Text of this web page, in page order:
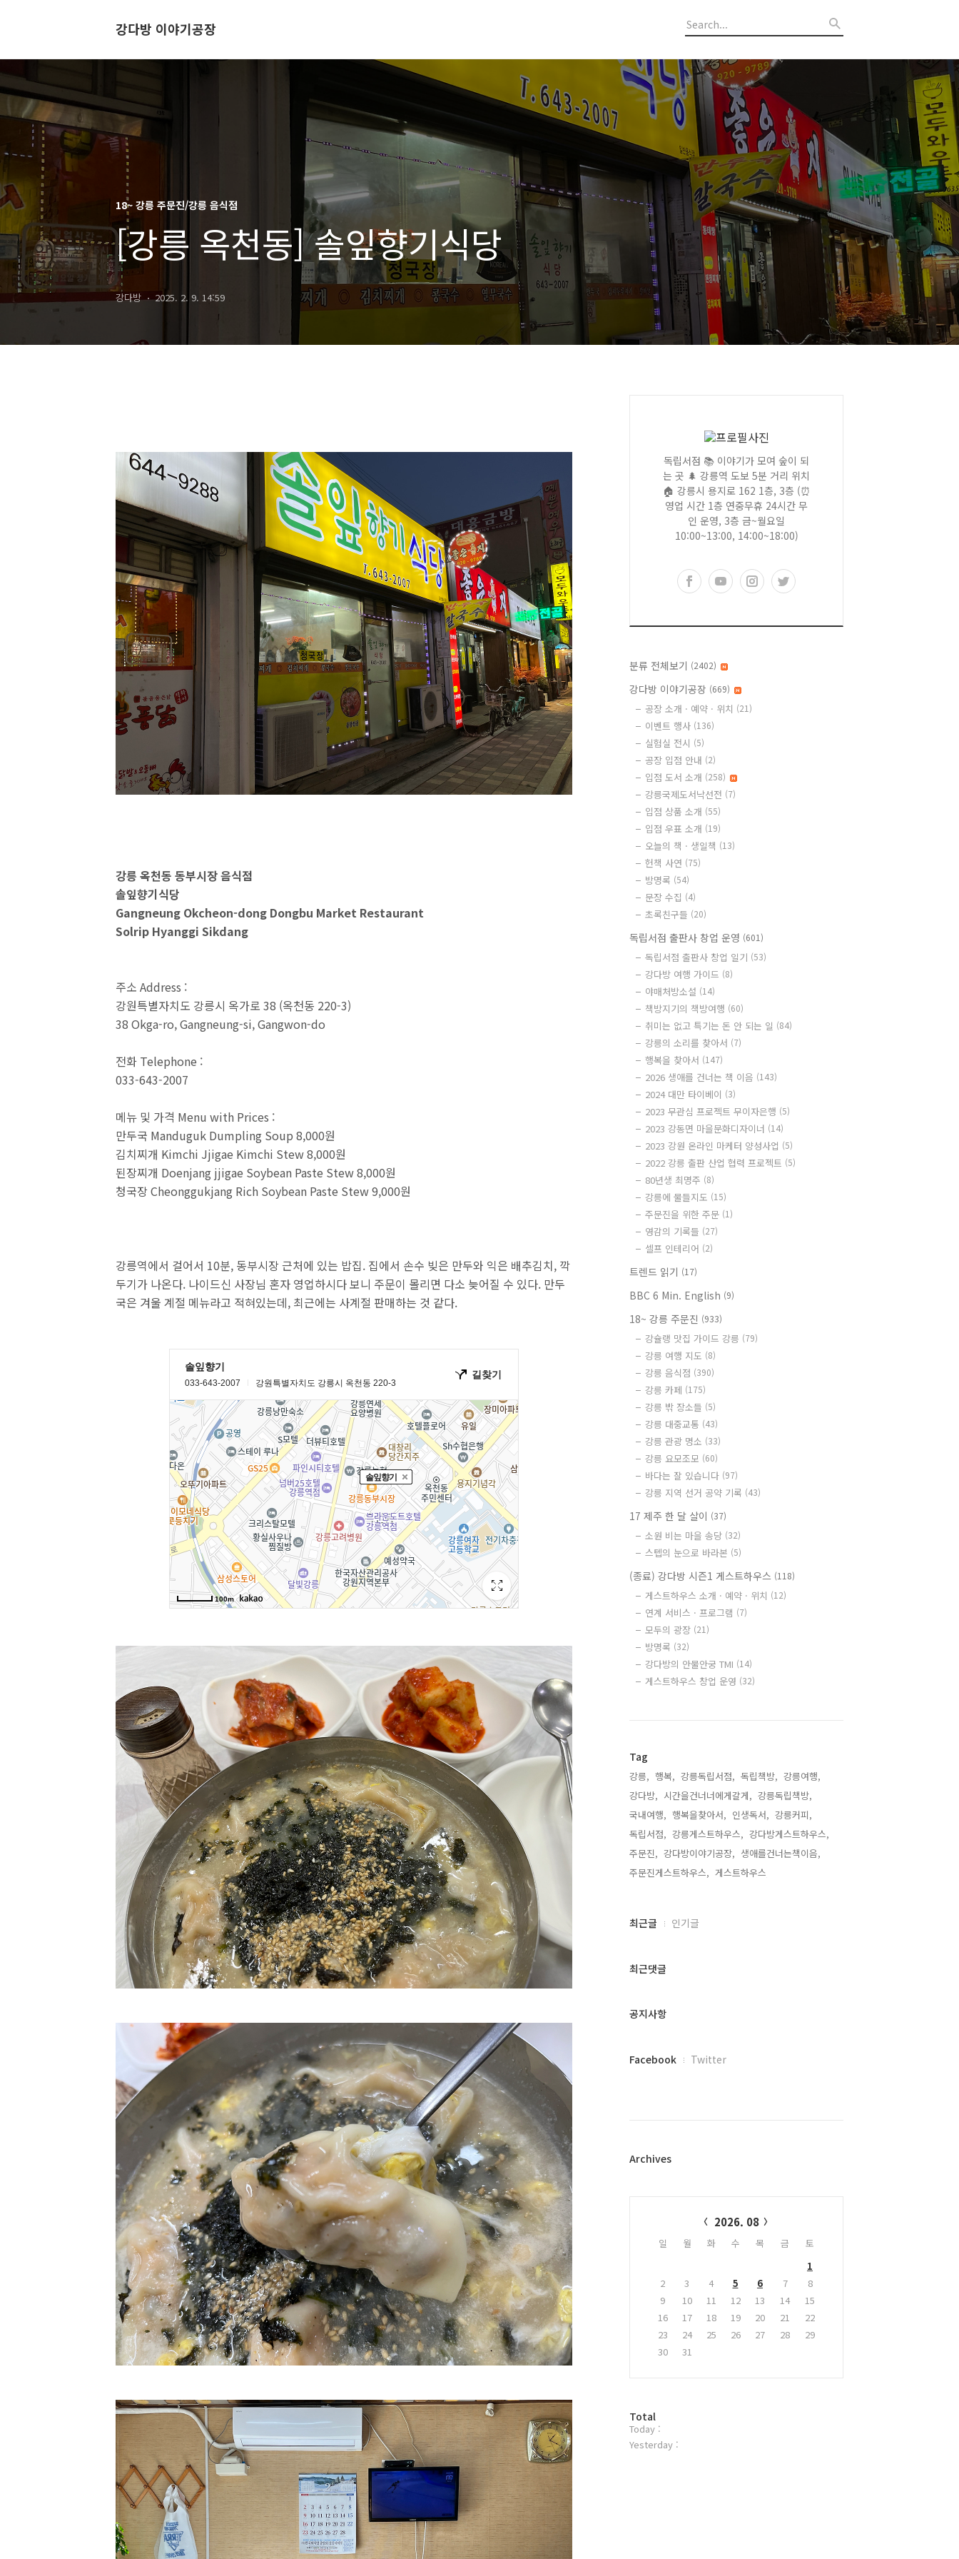
강다방 이야기공장
18~ 강릉 주문진/강릉 음식점
[강릉 옥천동] 솔잎향기식당
강다방 2025. 2. 9. 14:59
강릉 옥천동 동부시장 음식점
솔잎향기식당
Gangneung Okcheon-dong Dongbu Market Restaurant
Solrip Hyanggi Sikdang
주소 Address :
강원특별자치도 강릉시 옥가로 38 (옥천동 220-3)
38 Okga-ro, Gangneung-si, Gangwon-do
전화 Telephone :
033-643-2007
메뉴 및 가격 Menu with Prices :
만두국 Manduguk Dumpling Soup 8,000원
김치찌개 Kimchi Jjigae Kimchi Stew 8,000원
된장찌개 Doenjang jjigae Soybean Paste Stew 8,000원
청국장 Cheonggukjang Rich Soybean Paste Stew 9,000원
강릉역에서 걸어서 10분, 동부시장 근처에 있는 밥집. 집에서 손수 빚은 만두와 익은 배추김치, 깍
두기가 나온다. 나이드신 사장님 혼자 영업하시다 보니 주문이 몰리면 다소 늦어질 수 있다. 만두
국은 겨울 계절 메뉴라고 적혀있는데, 최근에는 사계절 판매하는 것 같다.
독립서점 📚 이야기가 모여 숲이 되
는 곳 🌲 강릉역 도보 5분 거리 위치
🏠 강릉시 용지로 162 1층, 3층 (⏰
영업 시간 1층 연중무휴 24시간 무
인 운영, 3층 금~월요일
10:00~13:00, 14:00~18:00)
분류 전체보기 (2402)
강다방 이야기공장 (669)
공장 소개 · 예약 · 위치 (21)
이벤트 행사 (136)
실험실 전시 (5)
공장 입점 안내 (2)
입점 도서 소개 (258)
강릉국제도서낙선전 (7)
입점 상품 소개 (55)
입점 우표 소개 (19)
오늘의 책 · 생일책 (13)
헌책 사연 (75)
방명록 (54)
문장 수집 (4)
초록친구들 (20)
독립서점 출판사 창업 운영 (601)
독립서점 출판사 창업 일기 (53)
강다방 여행 가이드 (8)
야매처방소설 (14)
책방지기의 책방여행 (60)
취미는 없고 특기는 돈 안 되는 일 (84)
강릉의 소리를 찾아서 (7)
행복을 찾아서 (147)
2026 생애를 건너는 책 이음 (143)
2024 대만 타이베이 (3)
2023 무관심 프로젝트 무이자은행 (5)
2023 강동면 마을문화디자이너 (14)
2023 강원 온라인 마케터 양성사업 (5)
2022 강릉 출판 산업 협력 프로젝트 (5)
80년생 최명주 (8)
강릉에 물들지도 (15)
주문진을 위한 주문 (1)
영감의 기록들 (27)
셀프 인테리어 (2)
트렌드 읽기 (17)
BBC 6 Min. English (9)
18~ 강릉 주문진 (933)
강슐랭 맛집 가이드 강릉 (79)
강릉 여행 지도 (8)
강릉 음식점 (390)
강릉 카페 (175)
강릉 밖 장소들 (5)
강릉 대중교통 (43)
강릉 관광 명소 (33)
강릉 요모조모 (60)
바다는 잘 있습니다 (97)
강릉 지역 선거 공약 기록 (43)
17 제주 한 달 살이 (37)
소원 비는 마을 송당 (32)
스텝의 눈으로 바라본 (5)
(종료) 강다방 시즌1 게스트하우스 (118)
게스트하우스 소개 · 예약 · 위치 (12)
연계 서비스 · 프로그램 (7)
모두의 광장 (21)
방명록 (32)
강다방의 안물안궁 TMI (14)
게스트하우스 창업 운영 (32)
Tag
강릉, 행복, 강릉독립서점, 독립책방, 강릉여행,
강다방, 시간을건너너에게갈게, 강릉독립책방,
국내여행, 행복을찾아서, 인생독서, 강릉커피,
독립서점, 강릉게스트하우스, 강다방게스트하우스,
주문진, 강다방이야기공장, 생애를건너는책이음,
주문진게스트하우스, 게스트하우스,
최
과
글
최근글 인기글
최근댓글
공지사항
페
플
Facebook Twitter
Archives
2026. 08
일 월 화 수 목 금
토
1
2
3 4 5 6 7
8
9
10 11 12 13 14
15
16
17 18 19 20 21
22
23
24 25 26 27 28
29
30
31
방
문
자
Total
Today :
Yesterday :